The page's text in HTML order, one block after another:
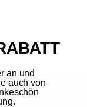
an und
auch von